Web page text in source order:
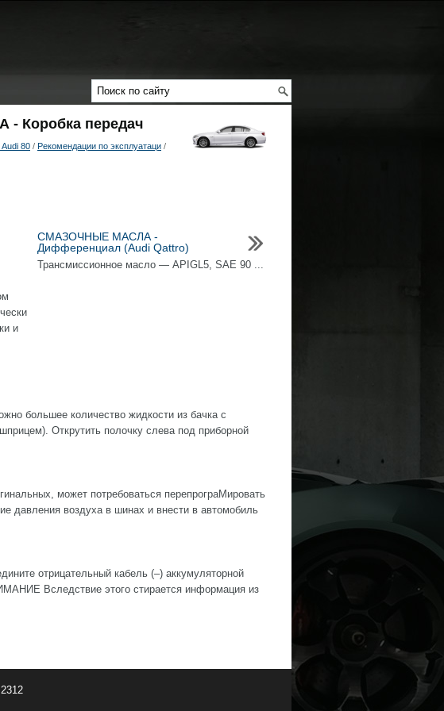
Коробка передач
80 / Рекомендации по эксплуатаци /
и
СМАЗОЧНЫЕ МАСЛА -
Дифференциал (Audi Qattro)
Трансмиссионное масло — APIGL5, SAE 90 ...
большее количество жидкости из бачка с
Открутить полочку слева под приборной
может потребоваться перепрограМировать
давления воздуха в шинах и внести в автомобиль
отрицательный кабель (–) аккумуляторной
Вследствие этого стирается информация из